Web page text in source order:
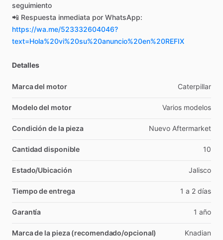
seguimiento
📲 Respuesta inmediata por WhatsApp:
https://wa.me/523332604046?
text=Hola%20vi%20su%20anuncio%20en%20REFIX
Detalles
Marca del motor Caterpillar
Modelo del motor Varios modelos
Condición de la pieza Nuevo Aftermarket
Cantidad disponible 10
Estado/Ubicación Jalisco
Tiempo de entrega 1 a 2 días
Garantía 1 año
Marca de la pieza (recomendado/opcional) Knadian